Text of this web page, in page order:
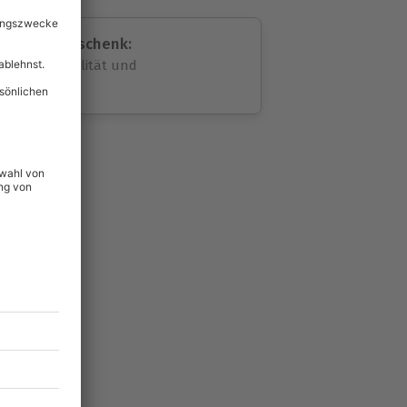
Geschenk:
volle Flexibilität und
für alle Erlebnisse